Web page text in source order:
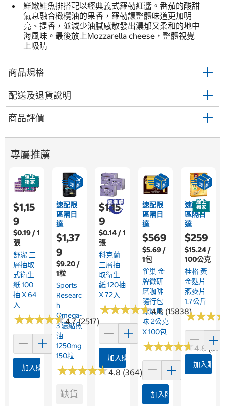
鮮嫩鮭魚排搭配以經典義式羅勒紅醬。番茄的酸甜
氣息融合橄欖油的果香，羅勒讓整體味道更加明
亮、提香，並減少油膩感散發出濃郁又柔和的地中
海風味。最後放上Mozzarella cheese，整體視覺
上吸睛
商品規格
配送及退貨說明
商品評價
專屬推薦
$1,15
9
$0.19 / 1
張
舒潔 三
層抽取
式衛生
紙 100
抽 X 64
入
★★★★★
★★★★★4.7 (2517)
加入購物車
速配限
區隔日
達
$1,37
9
$9.20 /
1粒
Sports
Researc
H
Omega-
3 濃縮魚
油
1250mg
150粒
★★★★★
★★★★★4.8 (364)
缺貨
$1,15
9
$0.14 / 1
張
科克蘭
三層抽
取衛生
紙 120抽
X 72入
★★★★★
★★★★★4.8 (15838)
加入購物車
速配限
區隔日
達
$569
$5.69 /
1包
雀巢 金
牌微研
磨咖啡
隨行包
深焙風
味 2公克
X 100包
★★★★★
★★★★★4.8
加入購物車
速配限
區隔日
達
$259
$15.24 /
100公克
桂格 黃
金麩片
燕麥片
1.7公斤
★★★
★★★
加入購物